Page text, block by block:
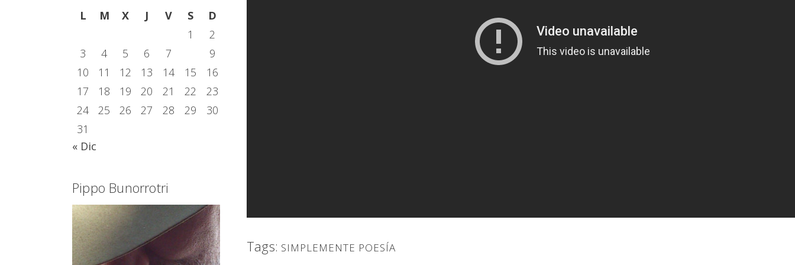
L
M X J V S
D
1
2
3
4 5 6 7
9
10
11 12 13 14 15
16
17
18 19 20 21 22
23
24
25 26 27 28 29
30
31
« Dic
Pippo Bunorrotri
Tags: SIMPLEMENTE POESÍA